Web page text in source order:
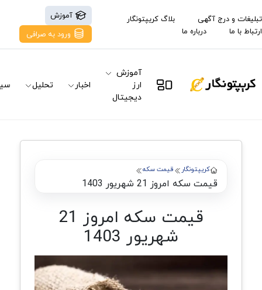
تبلیغات و درج آگهی
بلاگ کریپتونگار
ارتباط با ما
درباره ما
آموزش
ورود به صرافی
آموزش
ارز
دیجیتال
اخبار تحلیل
کریپتونگار قیمت سکه
قیمت سکه امروز 21 شهریور 1403
قیمت سکه امروز 21
شهریور 1403